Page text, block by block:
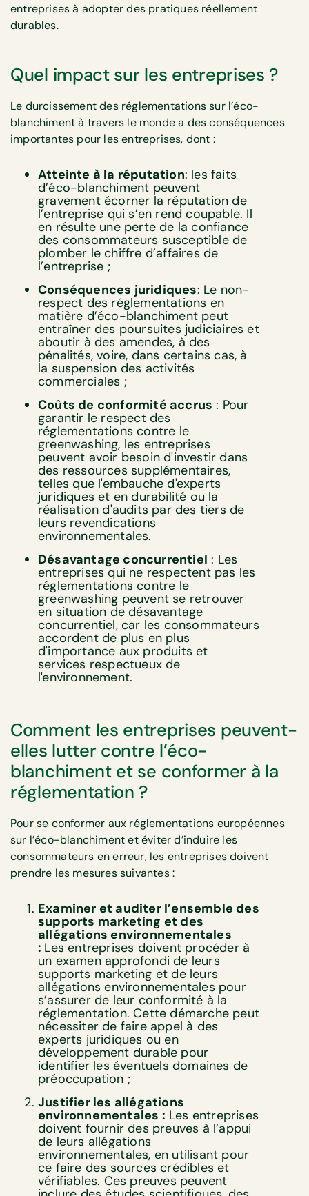
entreprises à adopter des pratiques réellement
durables.
Quel impact sur les entreprises ?
Le durcissement des réglementations sur l’éco-
blanchiment à travers le monde a des conséquences
importantes pour les entreprises, dont :
Atteinte à la réputation: les faits
d’éco-blanchiment peuvent
gravement écorner la réputation de
l’entreprise qui s’en rend coupable. Il
en résulte une perte de la confiance
des consommateurs susceptible de
plomber le chiffre d’affaires de
l’entreprise ;
Conséquences juridiques: Le non-
respect des réglementations en
matière d’éco-blanchiment peut
entraîner des poursuites judiciaires et
aboutir à des amendes, à des
pénalités, voire, dans certains cas, à
la suspension des activités
commerciales ;
Coûts de conformité accrus : Pour
garantir le respect des
réglementations contre le
greenwashing, les entreprises
peuvent avoir besoin d'investir dans
des ressources supplémentaires,
telles que l'embauche d'experts
juridiques et en durabilité ou la
réalisation d'audits par des tiers de
leurs revendications
environnementales.
Désavantage concurrentiel : Les
entreprises qui ne respectent pas les
réglementations contre le
greenwashing peuvent se retrouver
en situation de désavantage
concurrentiel, car les consommateurs
accordent de plus en plus
d'importance aux produits et
services respectueux de
l'environnement.
Comment les entreprises peuvent-
elles lutter contre l’éco-
blanchiment et se conformer à la
réglementation ?
Pour se conformer aux réglementations européennes
sur l’éco-blanchiment et éviter d’induire les
consommateurs en erreur, les entreprises doivent
prendre les mesures suivantes :
Examiner et auditer l’ensemble des
supports marketing et des
allégations environnementales
: Les entreprises doivent procéder à
un examen approfondi de leurs
supports marketing et de leurs
allégations environnementales pour
s’assurer de leur conformité à la
réglementation. Cette démarche peut
nécessiter de faire appel à des
experts juridiques ou en
développement durable pour
identifier les éventuels domaines de
préoccupation ;
Justifier les allégations
environnementales : Les entreprises
doivent fournir des preuves à l’appui
de leurs allégations
environnementales, en utilisant pour
ce faire des sources crédibles et
vérifiables. Ces preuves peuvent